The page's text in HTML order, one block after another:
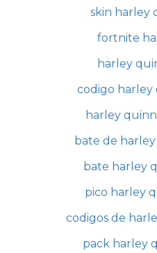
skin harley
fortnite
harley
codigo
harley
bate de
bate harley
pico harley
codigos de
pack harley